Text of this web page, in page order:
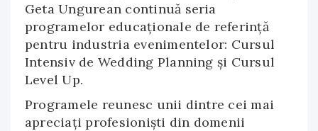
Geta Ungurean continuă seria
programelor educaționale de referință
pentru industria evenimentelor: Cursul
Intensiv de Wedding Planning și Cursul
Level Up.
Programele reunesc unii dintre cei mai
apreciați profesioniști din domenii